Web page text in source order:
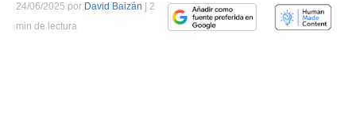
24/06/2025 por David Baizán | 2
min de lectura